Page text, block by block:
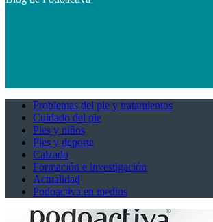
Problemas del pie y tratamientos
Cuidado del pie
Pies y niños
Pies y deporte
Calzado
Formación e investigación
Actualidad
Podoactiva en medios